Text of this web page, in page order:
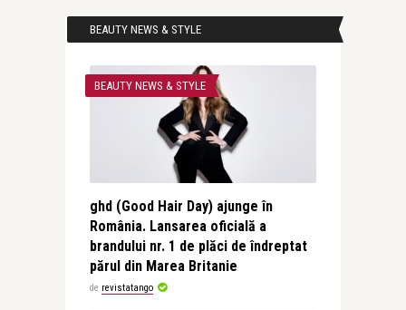
BEAUTY NEWS & STYLE
BEAUTY NEWS & STYLE
ghd (Good Hair Day) ajunge în
România. Lansarea oficială a
brandului nr. 1 de plăci de îndreptat
părul din Marea Britanie
de revistatango